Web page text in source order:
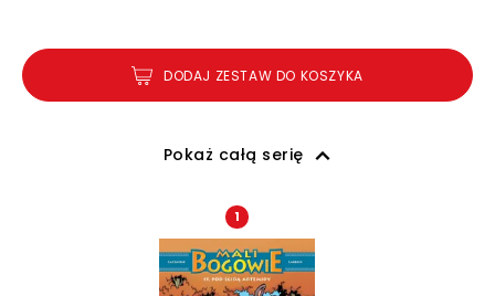
DODAJ ZESTAW DO KOSZYKA
Pokaż całą serię
1